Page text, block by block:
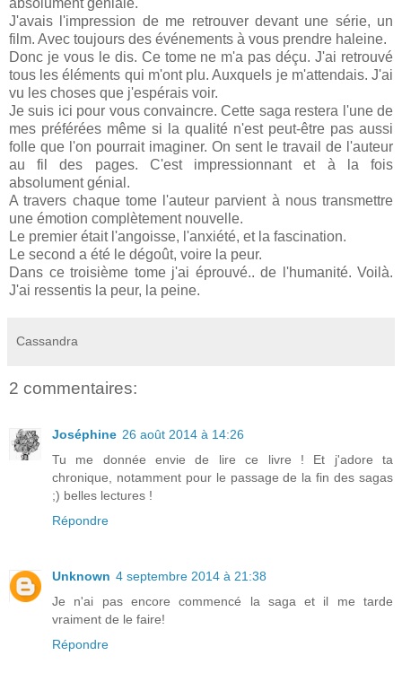
J'avais l'impression de me retrouver devant une série, un
film. Avec toujours des événements à vous prendre haleine.
Donc je vous le dis. Ce tome ne m'a pas déçu. J'ai retrouvé
tous les éléments qui m'ont plu. Auxquels je m'attendais. J'ai
vu les choses que j'espérais voir.
Je suis ici pour vous convaincre. Cette saga restera l'une de
mes préférées même si la qualité n'est peut-être pas aussi
folle que l'on pourrait imaginer. On sent le travail de l'auteur
au fil des pages. C'est impressionnant et à la fois
absolument génial.
A travers chaque tome l'auteur parvient à nous transmettre
une émotion complètement nouvelle.
Le premier était l'angoisse, l'anxiété, et la fascination.
Le second a été le dégoût, voire la peur.
Dans ce troisième tome j'ai éprouvé.. de l'humanité. Voilà.
J'ai ressentis la peur, la peine.
Cassandra
2 commentaires:
Joséphine 26 août 2014 à 14:26
Tu me donnée envie de lire ce livre ! Et j'adore ta
chronique, notamment pour le passage de la fin des sagas
;) belles lectures !
Répondre
Unknown 4 septembre 2014 à 21:38
Je n'ai pas encore commencé la saga et il me tarde
vraiment de le faire!
Répondre